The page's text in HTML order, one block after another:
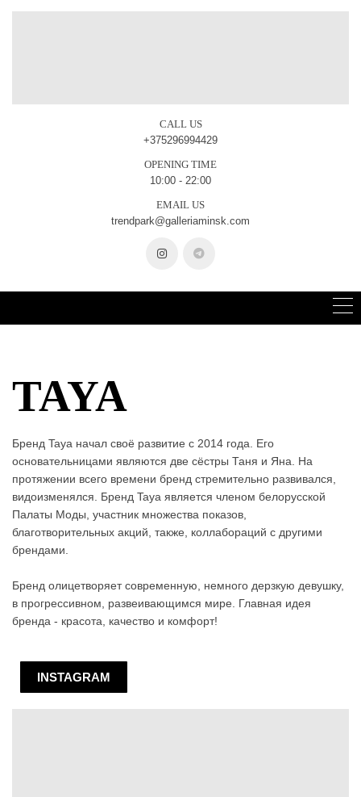
CALL US
+375296994429
OPENING TIME
10:00 - 22:00
EMAIL US
trendpark@galleriaminsk.com
TAYA
Бренд Taya начал своё развитие с 2014 года. Его
основательницами являются две сёстры Таня и Яна. На
протяжении всего времени бренд стремительно развивался,
видоизменялся. Бренд Taya является членом белорусской
Палаты Моды, участник множества показов,
благотворительных акций, также, коллабораций с другими
брендами.
Бренд олицетворяет современную, немного дерзкую девушку,
в прогрессивном, развеивающимся мире. Главная идея
бренда - красота, качество и комфорт!
INSTAGRAM